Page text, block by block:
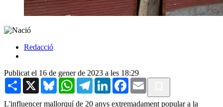
Redacció
Publicat el 16 de gener de 2023 a les 18:29
Share X BlueskyWhatsAppTelegramLinkedInFacebook
Email
L'influencer mallorquí de 20 anys extremadament popular a la